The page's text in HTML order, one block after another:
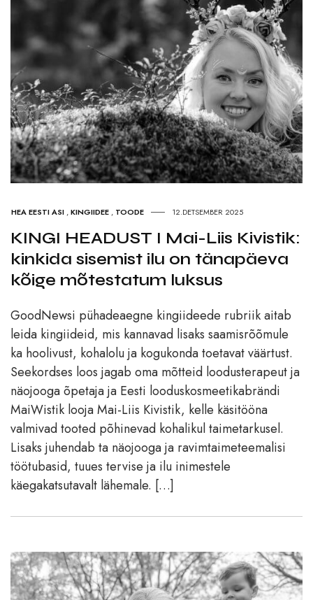
HEA EESTI ASI ,KINGIIDEE , TOODE 12.DETSEMBER 2025
KINGI HEADUST I Mai-Liis Kivistik:
kinkida sisemist ilu on tänapäeva
kõige mõtestatum luksus
GoodNewsi pühadeaegne kingiideede rubriik aitab
leida kingiideid, mis kannavad lisaks saamisrõõmule
ka hoolivust, kohalolu ja kogukonda toetavat väärtust.
Seekordses loos jagab oma mõtteid loodusterapeut ja
näojooga õpetaja ja Eesti looduskosmeetikabrändi
MaiWistik looja Mai-Liis Kivistik, kelle käsitööna
valmivad tooted põhinevad kohalikul taimetarkusel.
Lisaks juhendab ta näojooga ja ravimtaimeteemalisi
töötubasid, tuues tervise ja ilu inimestele
käegakatsutavalt lähemale. […]